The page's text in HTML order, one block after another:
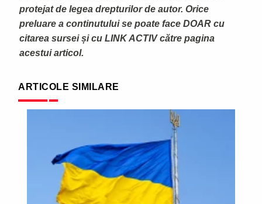
protejat de legea drepturilor de autor. Orice
preluare a continutului se poate face DOAR cu
citarea sursei și cu LINK ACTIV către pagina
acestui articol.
ARTICOLE SIMILARE